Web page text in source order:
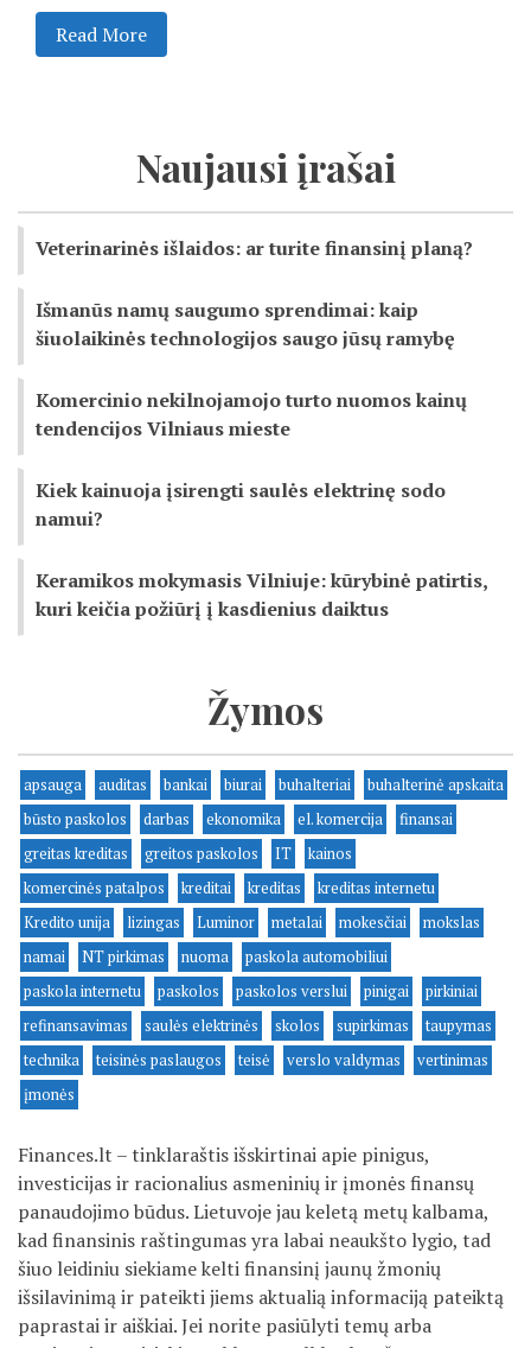
Read More
Naujausi įrašai
Veterinarinės išlaidos: ar turite finansinį planą?
Išmanūs namų saugumo sprendimai: kaip
šiuolaikinės technologijos saugo jūsų ramybę
Komercinio nekilnojamojo turto nuomos kainų
tendencijos Vilniaus mieste
Kiek kainuoja įsirengti saulės elektrinę sodo
namui?
Keramikos mokymasis Vilniuje: kūrybinė patirtis,
kuri keičia požiūrį į kasdienius daiktus
Žymos
apsauga auditas bankai biurai buhalteriai
buhalterinė apskaita
būsto paskolos
darbas ekonomika el. komercija
finansai
greitas kreditas
greitos paskolos IT
kainos
komercinės patalpos
kreditai kreditas
kreditas internetu
Kredito unija
lizingas Luminor metalai mokesčiai
mokslas
namai
NT pirkimas nuoma
paskola automobiliui
paskola internetu
paskolos paskolos verslui pinigai
pirkiniai
refinansavimas
saulės elektrinės skolos supirkimas
taupymas
technika
teisinės paslaugos teisė verslo valdymas
vertinimas
įmonės
Finances.lt – tinklaraštis išskirtinai apie pinigus,
investicijas ir racionalius asmeninių ir įmonės finansų
panaudojimo būdus. Lietuvoje jau keletą metų kalbama,
kad finansinis raštingumas yra labai neaukšto lygio, tad
šiuo leidiniu siekiame kelti finansinį jaunų žmonių
išsilavinimą ir pateikti jiems aktualią informaciją pateiktą
paprastai ir aiškiai. Jei norite pasiūlyti temų arba